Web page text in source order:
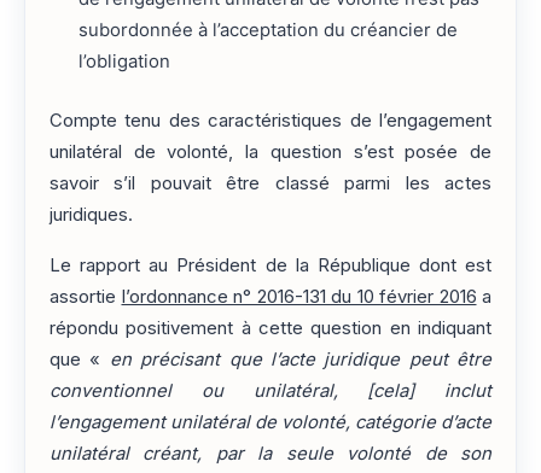
subordonnée à l’acceptation du créancier de
l’obligation
Compte tenu des caractéristiques de l’engagement
unilatéral de volonté, la question s’est posée de
savoir s’il pouvait être classé parmi les actes
juridiques.
Le rapport au Président de la République dont est
assortie l’ordonnance n° 2016-131 du 10 février 2016 a
répondu positivement à cette question en indiquant
que « en précisant que l’acte juridique peut être
conventionnel ou unilatéral, [cela] inclut
l’engagement unilatéral de volonté, catégorie d’acte
unilatéral créant, par la seule volonté de son